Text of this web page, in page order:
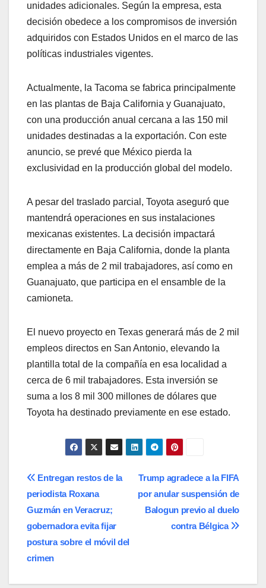
unidades adicionales. Según la empresa, esta
decisión obedece a los compromisos de inversión
adquiridos con Estados Unidos en el marco de las
políticas industriales vigentes.
Actualmente, la Tacoma se fabrica principalmente
en las plantas de Baja California y Guanajuato,
con una producción anual cercana a las 150 mil
unidades destinadas a la exportación. Con este
anuncio, se prevé que México pierda la
exclusividad en la producción global del modelo.
A pesar del traslado parcial, Toyota aseguró que
mantendrá operaciones en sus instalaciones
mexicanas existentes. La decisión impactará
directamente en Baja California, donde la planta
emplea a más de 2 mil trabajadores, así como en
Guanajuato, que participa en el ensamble de la
camioneta.
El nuevo proyecto en Texas generará más de 2 mil
empleos directos en San Antonio, elevando la
plantilla total de la compañía en esa localidad a
cerca de 6 mil trabajadores. Esta inversión se
suma a los 8 mil 300 millones de dólares que
Toyota ha destinado previamente en ese estado.
Navegación
de
entradas
Trump agradece a la FIFA
por anular suspensión de
Balogun previo al duelo
contra Bélgica
Entregan restos de la
periodista Roxana
Guzmán en Veracruz;
gobernadora evita fijar
postura sobre el móvil del
crimen